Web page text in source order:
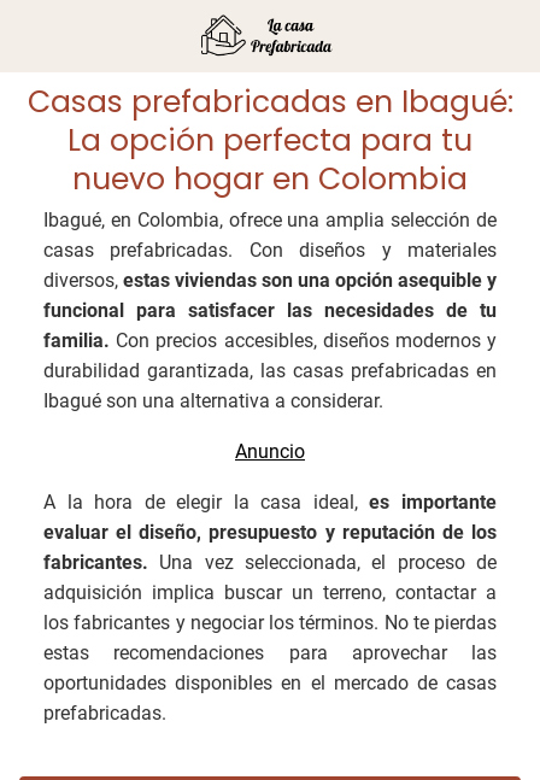
Casas prefabricadas en Ibagué:
La opción perfecta para tu
nuevo hogar en Colombia
Ibagué, en Colombia, ofrece una amplia selección de
casas prefabricadas. Con diseños y materiales
diversos, estas viviendas son una opción asequible y
funcional para satisfacer las necesidades de tu
familia. Con precios accesibles, diseños modernos y
durabilidad garantizada, las casas prefabricadas en
Ibagué son una alternativa a considerar.
A la hora de elegir la casa ideal,es importante
evaluar el diseño, presupuesto y reputación de los
fabricantes. Una vez seleccionada, el proceso de
adquisición implica buscar un terreno, contactar a
los fabricantes y negociar los términos. No te pierdas
estas recomendaciones para aprovechar las
oportunidades disponibles en el mercado de casas
prefabricadas.